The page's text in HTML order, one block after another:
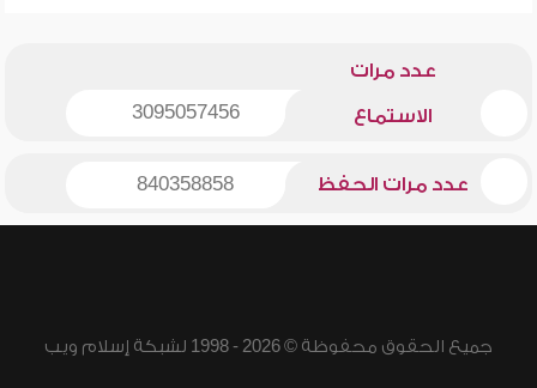
عدد مرات
الاستماع 3095057456
عدد مرات الحفظ 840358858
جميع الحقوق محفوظة © 2026 - 1998 لشبكة إسلام ويب